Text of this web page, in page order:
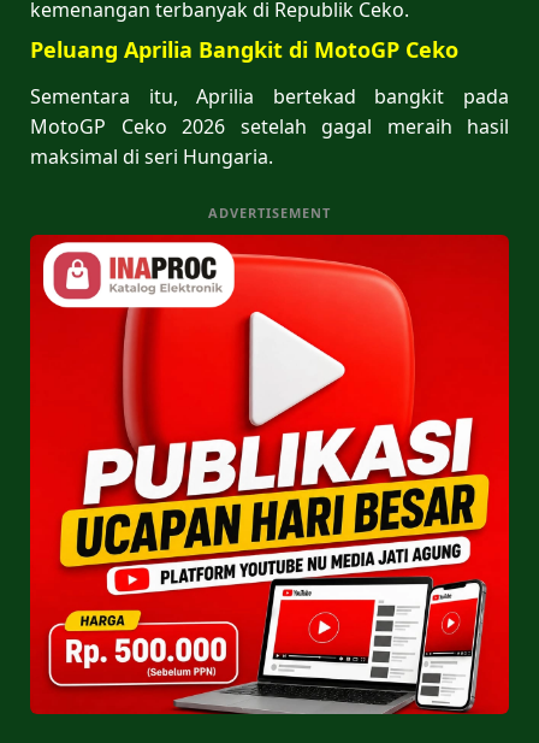
kemenangan terbanyak di Republik Ceko.
Peluang Aprilia Bangkit di MotoGP Ceko
Sementara itu, Aprilia bertekad bangkit pada
MotoGP Ceko 2026 setelah gagal meraih hasil
maksimal di seri Hungaria.
ADVERTISEMENT